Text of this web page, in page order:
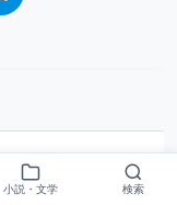
人
小説・文学 検索